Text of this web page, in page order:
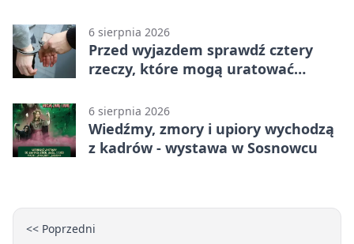
6 sierpnia 2026
Przed wyjazdem sprawdź cztery
rzeczy, które mogą uratować
6 sierpnia 2026
Wiedźmy, zmory i upiory wychodzą
z kadrów - wystawa w Sosnowcu
<< Poprzedni